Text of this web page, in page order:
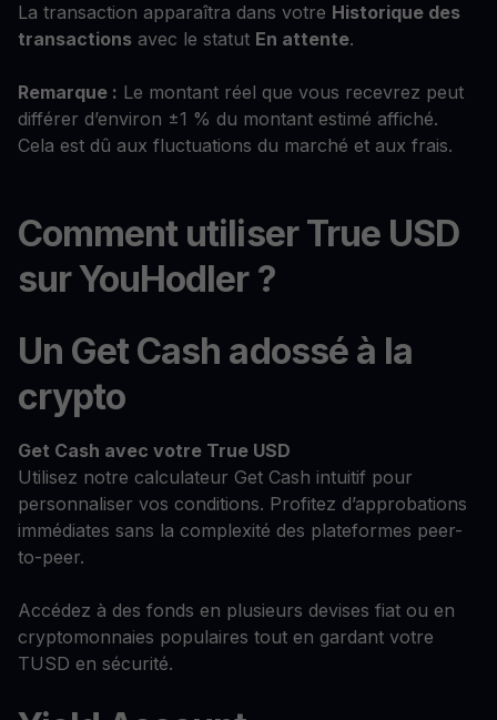
La transaction apparaîtra dans votre Historique des
transactions avec le statut En attente.
Remarque : Le montant réel que vous recevrez peut
différer d’environ ±1 % du montant estimé affiché.
Cela est dû aux fluctuations du marché et aux frais.
Comment utiliser True USD
sur YouHodler ?
Un Get Cash adossé à la
crypto
Get Cash avec votre True USD
Utilisez notre calculateur Get Cash intuitif pour
personnaliser vos conditions. Profitez d’approbations
immédiates sans la complexité des plateformes peer-
to-peer.
Accédez à des fonds en plusieurs devises fiat ou en
cryptomonnaies populaires tout en gardant votre
TUSD en sécurité.